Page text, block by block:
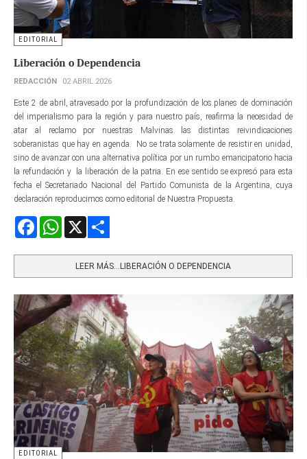
EDITORIAL
Liberación o Dependencia
REDACCIÓN 02 ABRIL 2026
Este 2 de abril, atravesado por la profundización de los planes de dominación
del imperialismo para la región y para nuestro país, reafirma la necesidad de
atar al reclamo por nuestras Malvinas las distintas reivindicaciones
soberanistas que hay en agenda. No se trata solamente de resistir en unidad,
sino de avanzar con una alternativa política por un rumbo emancipatorio hacia
la refundación y la liberación de la patria. En ese sentido se expresó para esta
fecha el Secretariado Nacional del Partido Comunista de la Argentina, cuya
declaración reproducimos como editorial de Nuestra Propuesta.
FacebookWhatsApp
LEER MÁS…LIBERACIÓN O DEPENDENCIA
EDITORIAL